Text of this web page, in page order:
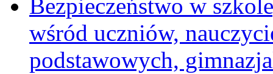
Bezpieczeństwo w
wśród uczniów,
podstawowych,